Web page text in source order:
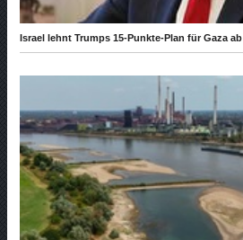
Israel lehnt Trumps 15-Punkte-Plan für Gaza ab